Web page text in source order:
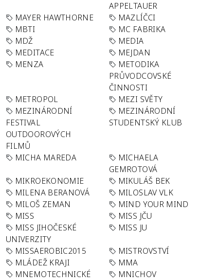
APPELTAUER
MAYER HAWTHORNE
MAZLÍČCI
MBTI
MC FABRIKA
MDŽ
MEDIA
MEDITACE
MEJDAN
MENZA
METODIKA
PRŮVODCOVSKÉ
ČINNOSTI
METROPOL
MEZI SVĚTY
MEZINÁRODNÍ
FESTIVAL
OUTDOOROVÝCH
FILMŮ
MEZINÁRODNÍ
STUDENTSKÝ KLUB
MICHA MAREDA
MICHAELA
GEMROTOVÁ
MIKROEKONOMIE
MIKULÁŠ BEK
MILENA BERANOVÁ
MILOSLAV VLK
MILOŠ ZEMAN
MIND YOUR MIND
MISS
MISS JČU
MISS JIHOČESKÉ
UNIVERZITY
MISS JU
MISSAEROBIC2015
MISTROVSTVÍ
MLÁDEŽ KRAJI
MMA
MNEMOTECHNICKÉ
MNICHOV